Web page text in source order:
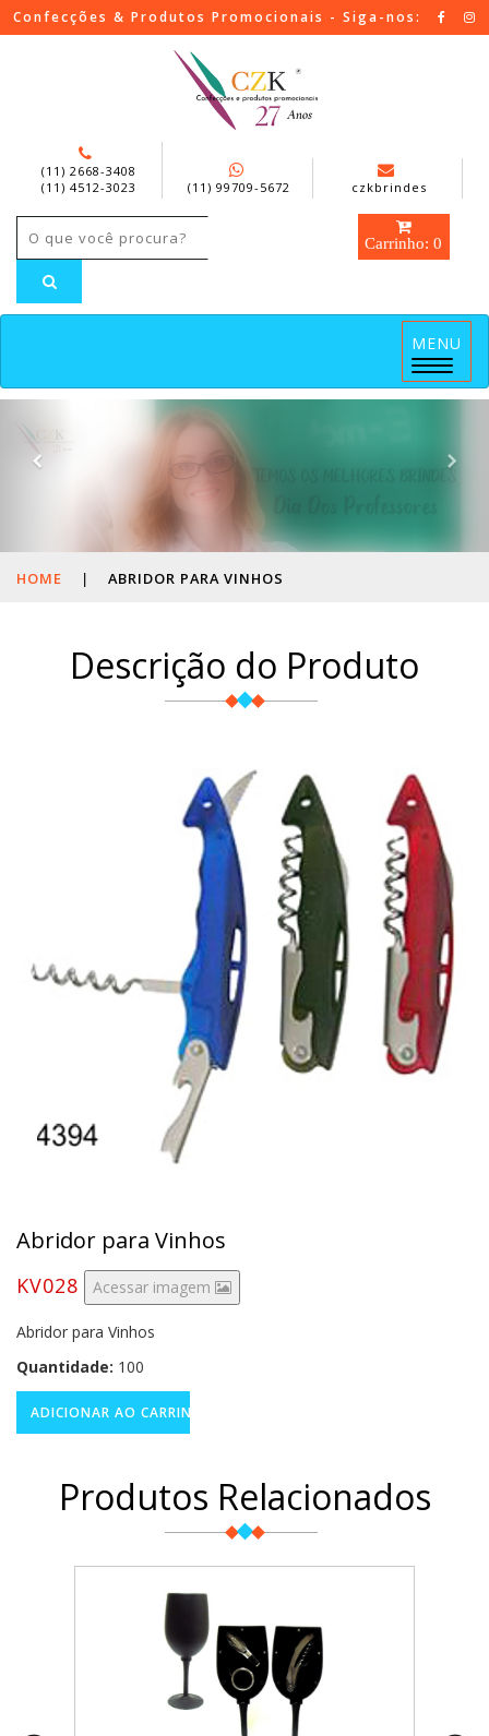
Confecções & Produtos Promocionais - Siga-nos:
(11) 2668-3408
(11) 4512-3023
(11) 99709-5672 czkbrindes
Carrinho: 0
MENU
Menu
HOME | ABRIDOR PARA VINHOS
Descrição do Produto
Abridor para Vinhos
KV028 Acessar imagem
Abridor para Vinhos
Quantidade: 100
Produtos Relacionados